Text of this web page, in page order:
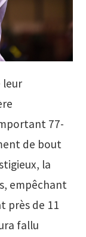
leur
77-
de bout
la
empêchant
près de 11
fallu